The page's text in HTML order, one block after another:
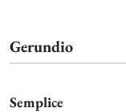
Gerundio
Semplice